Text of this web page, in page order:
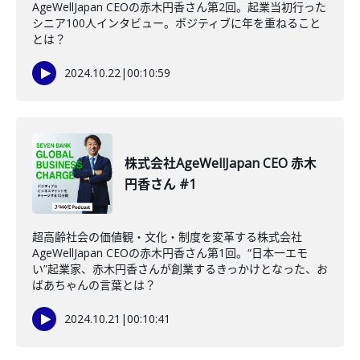
AgeWellJapan CEOの赤木円香さん第2回。起業当初行った
シニア100人インタビュー。ポジティブに年を重ねること
とは？
2024.10.22|00:10:59
株式会社AgeWellJapan CEO 赤木
円香さん #1
超高齢社会の価値観・文化・制度を変革する株式会社
AgeWellJapan CEOの赤木円香さん第1回。“日本一エモ
い”起業家、赤木円香さんが創業するきっかけとなった、お
ばあちゃんの言葉とは？
2024.10.21 |00:10:41